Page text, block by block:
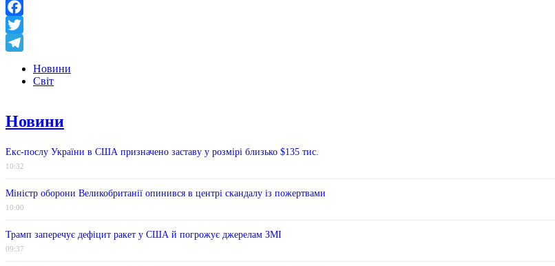
Facebook
Twitter
Новини
Світ
Новини
Екс-послу України в США призначено заставу у розмірі близько $135 тис.
10:32
Міністр оборони Великобританії опинився в центрі скандалу із пожертвами
10:00
Трамп заперечує дефіцит ракет у США й погрожує джерелам ЗМІ
09:37